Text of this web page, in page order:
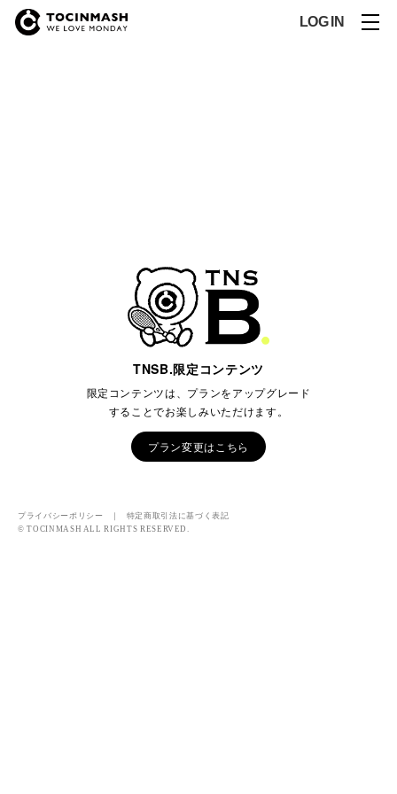
LOG IN
TNSB.限定コンテンツ
限定コンテンツは、プランをアップグレード
することでお楽しみいただけます。
プラン変更はこちら
プライバシーポリシー ｜ 特定商取引法に基づく表記
© TOCINMASH ALL RIGHTS RESERVED.